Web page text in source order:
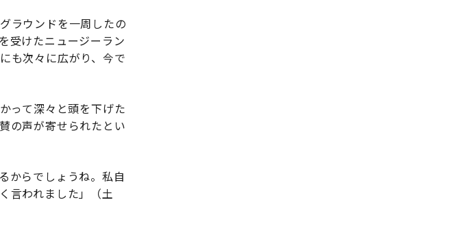
ラウンドを一周したの
受けたニュージーラン
も次々に広がり、今で
って深々と頭を下げた
の声が寄せられたとい
からでしょうね。私自
言われました」（土